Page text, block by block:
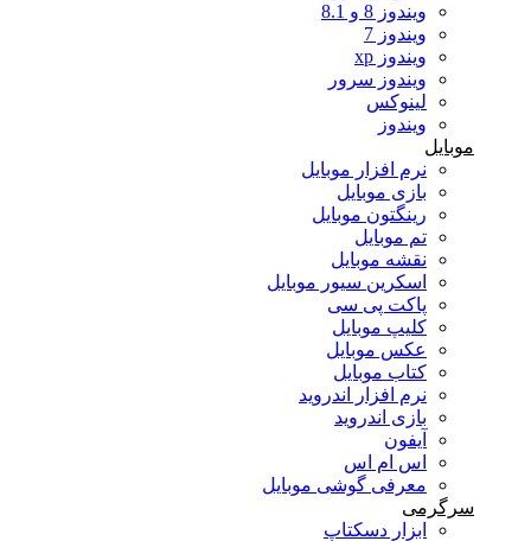
ویندوز 8 و 8.1
ویندوز 7
ویندوز xp
ویندوز سرور
لینوکس
ویندوز
موبایل
نرم افزار موبایل
بازی موبایل
رینگتون موبایل
تم موبایل
نقشه موبایل
اسکرین سیور موبایل
پاکت پی سی
کلیپ موبایل
عکس موبایل
کتاب موبایل
نرم افزار اندروید
بازی اندروید
آیفون
اس ام اس
معرفی گوشی موبایل
سرگرمی
ابزار دسکتاپ